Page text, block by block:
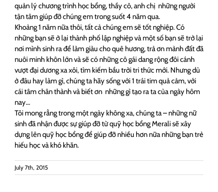
quản lý chương trình học bổng, thầy cô, anh chị những người
tận tâm giúp đỡ chúng em trong suốt 4 năm qua.
Khoảng 1 năm nữa thôi, tất cả chúng em sẽ tốt nghiệp. Có
những bạn sẽ ở lại thành phố lập nghiệp và một số bạn sẽ trở lại
nơi mình sinh ra để làm giàu cho quê hương, trả ơn mảnh đất đã
nuôi minh khôn lớn và sẽ có những cô gái dang rộng đôi cánh
vượt đại dương xa xôi, tìm kiếm bầu trời tri thức mới. Nhưng dù
ở đâu hay làm gì, chúng ta hãy sống với 1 trái tim quả cảm, với
cái tâm chân thành và biết ơn những gì tạo ra ta của ngày hôm
nay…
Tôi mong rằng trong một ngày không xa, chúng ta – những nữ
sinh đã nhận được sự giúp đỡ từ quỹ học bổng Merali sẽ xây
dựng lên quỹ học bổng để giúp đỡ nhiều hơn nữa những bạn trẻ
hiếu học và khó khăn.
July 7th, 2015